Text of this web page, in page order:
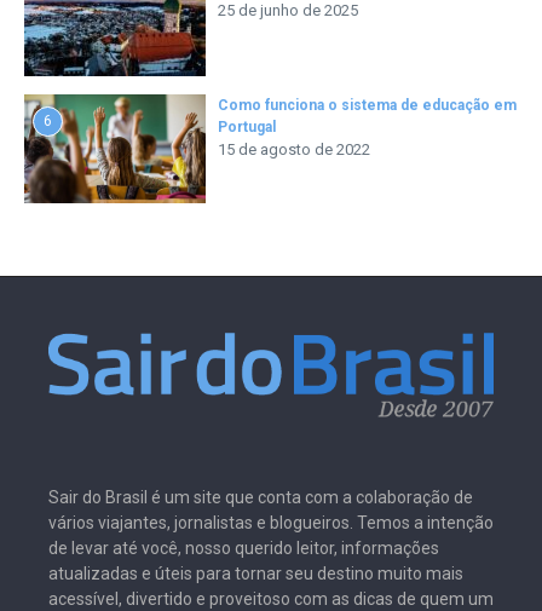
25 de junho de 2025
6
Como funciona o sistema de educação em
Portugal
15 de agosto de 2022
Sair do Brasil é um site que conta com a colaboração de
vários viajantes, jornalistas e blogueiros. Temos a intenção
de levar até você, nosso querido leitor, informações
atualizadas e úteis para tornar seu destino muito mais
acessível, divertido e proveitoso com as dicas de quem um